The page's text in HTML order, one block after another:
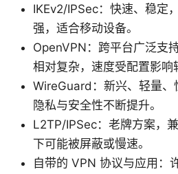
IKEv2/IPSec：快速、稳定
强，适合移动设备。
OpenVPN：跨平台广泛支
相对复杂，速度受配置影响
WireGuard：新兴、轻量、
隐私与安全性不断提升。
L2TP/IPSec：老牌方案，
下可能被屏蔽或慢速。
自带的 VPN 协议与应用：